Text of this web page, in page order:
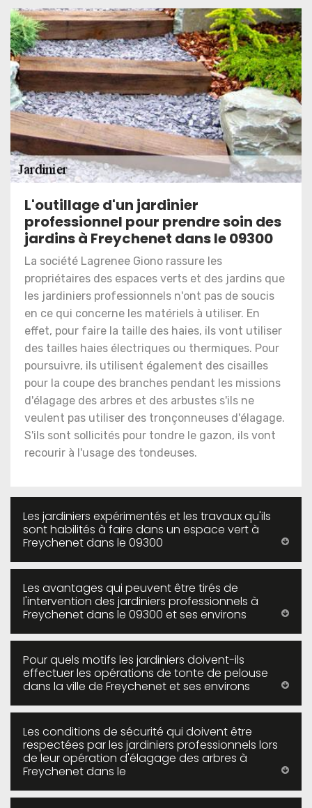
L'outillage d'un jardinier
professionnel pour prendre soin des
jardins à Freychenet dans le 09300
La société Lagrenee Giono rassure les
propriétaires des espaces verts et des jardins que
les jardiniers professionnels n'ont pas de soucis
en ce qui concerne les matériels à utiliser. En
effet, pour faire la taille des haies, ils vont utiliser
des tailles haies électriques ou thermiques. Pour
poursuivre, ils utilisent également des cisailles
pour la coupe des branches pendant les missions
d'élagage des arbres et des arbustes s'ils ne
veulent pas utiliser des tronçonneuses d'élagage.
S'ils sont sollicités pour tondre le gazon, ils vont
recourir à l'usage des tondeuses.
Les jardiniers expérimentés et les travaux qu'ils
sont habilités à faire dans un espace vert à
Freychenet dans le 09300
Les avantages qui peuvent être tirés de
l'intervention des jardiniers professionnels à
Freychenet dans le 09300 et ses environs
Pour quels motifs les jardiniers doivent-ils
effectuer les opérations de tonte de pelouse
dans la ville de Freychenet et ses environs
Les conditions de sécurité qui doivent être
respectées par les jardiniers professionnels lors
de leur opération d'élagage des arbres à
Freychenet dans le